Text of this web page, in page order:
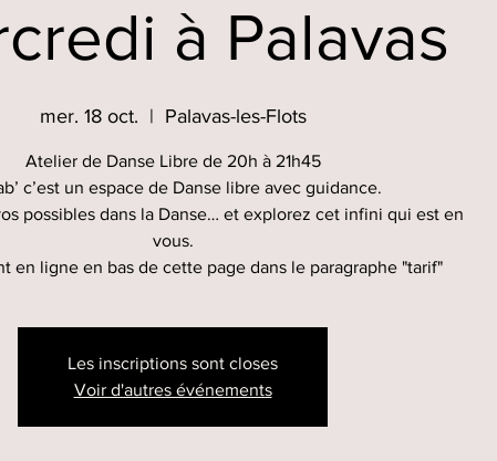
à Palavas
mer. 18 oct.
  |
Palavas-les-Flots
Atelier de Danse Libre de 20h à 21h45
c’est un espace de Danse libre avec guidance.
possibles dans la Danse… et explorez cet infini qui est en
vous.
en ligne en bas de cette page dans le paragraphe "tarif"
Les inscriptions sont closes
Voir d'autres événements